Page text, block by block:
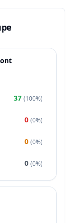
37 (100%)
0 (0%)
0 (0%)
0 (0%)